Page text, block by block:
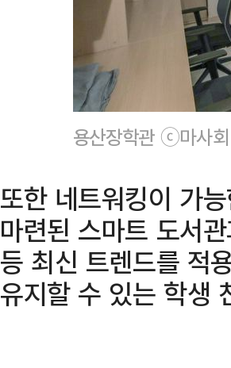
용산장학관 ⓒ마사회
또한 네트워킹이 가
마련된 스마트 도서
등 최신 트렌드를 적
유지할 수 있는 학생